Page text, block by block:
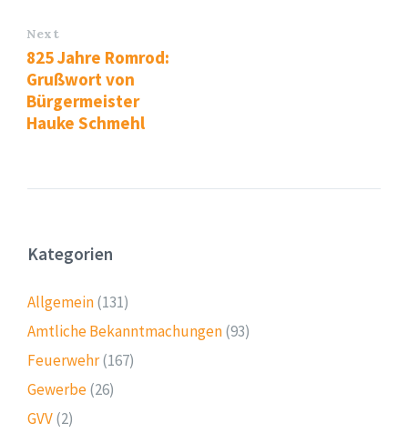
Next
825 Jahre Romrod:
Grußwort von
Bürgermeister
Hauke Schmehl
Kategorien
Allgemein(131)
Amtliche Bekanntmachungen(93)
Feuerwehr(167)
Gewerbe(26)
GVV(2)